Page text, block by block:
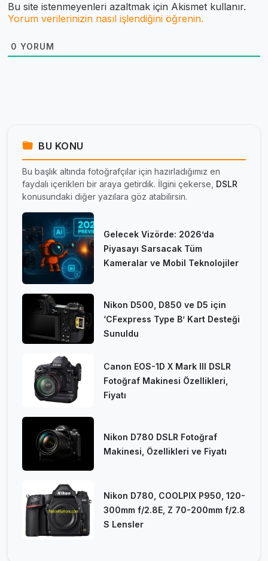
Bu site istenmeyenleri azaltmak için Akismet kullanır.
Yorum verilerinizin nasıl işlendiğini öğrenin.
0 YORUM
BU KONU
Bu başlık altında fotoğrafçılar için hazırladığımız en
faydalı içerikleri bir araya getirdik. İlgini çekerse, DSLR
konusundaki diğer yazılara göz atabilirsin.
Gelecek Vizörde: 2026’da
Piyasayı Sarsacak Tüm
Kameralar ve Mobil Teknolojiler
Nikon D500, D850 ve D5 için
‘CFexpress Type B’ Kart Desteği
Sunuldu
Canon EOS-1D X Mark III DSLR
Fotoğraf Makinesi Özellikleri,
Fiyatı
Nikon D780 DSLR Fotoğraf
Makinesi, Özellikleri ve Fiyatı
Nikon D780, COOLPIX P950, 120-
300mm f/2.8E, Z 70-200mm f/2.8
S Lensler